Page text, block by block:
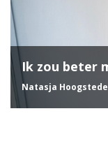
Ik zou beter
Natasja Hoogstede